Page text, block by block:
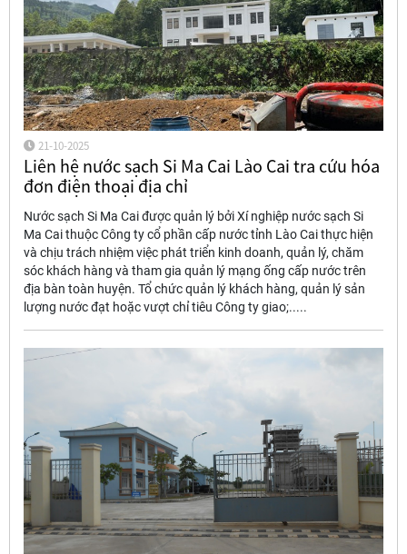
21-10-2025
Liên hệ nước sạch Si Ma Cai Lào Cai tra cứu hóa
đơn điện thoại địa chỉ
Nước sạch Si Ma Cai được quản lý bởi Xí nghiệp nước sạch Si
Ma Cai thuộc Công ty cổ phần cấp nước tỉnh Lào Cai thực hiện
và chịu trách nhiệm việc phát triển kinh doanh, quản lý, chăm
sóc khách hàng và tham gia quản lý mạng ống cấp nước trên
địa bàn toàn huyện. Tổ chức quản lý khách hàng, quản lý sản
lượng nước đạt hoặc vượt chỉ tiêu Công ty giao;.....